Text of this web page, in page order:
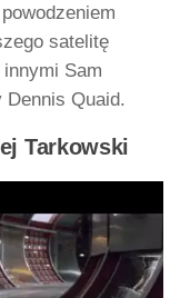
satelitę
Sam
Quaid.
Tarkowski